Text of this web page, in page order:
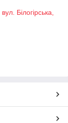
Білогірська,